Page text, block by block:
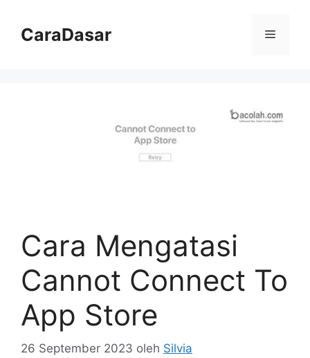
CaraDasar Menu
Cara Mengatasi
Cannot Connect To
App Store
26 September 2023 oleh Silvia